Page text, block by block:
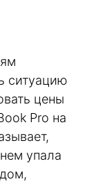
ситуацию
цены
Pro на
упала